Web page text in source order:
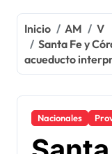
Inicio AM
V
Santa Fe y
acueducto
Nacionales